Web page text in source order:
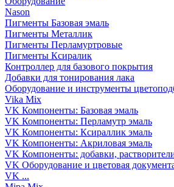
Nason
Пигменты Базовая эмаль
Пигменты Металлик
Пигменты Перламуртровые
Пигменты Ксиралик
Контроллер для базового покрытия
Добавки для тонирования лака
Оборудование и инструменты
Vika Mix
VK Компоненты: Базовая эмаль
VK Компоненты: Перламутр эмаль
VK Компоненты: Ксираллик эмаль
VK Компоненты: Акриловая эмаль
VK Компоненты: добавки,
VK Оборудование и цветовая
VK ...